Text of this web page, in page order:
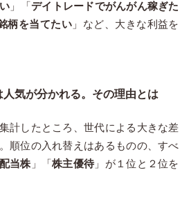
」「デイトレードでがんがん稼ぎた
柄を当てたい 」など、大きな利益を
気が分かれる。その理由とは
計したところ、世代による大きな差
順位の入れ替えはあるものの、すべ
当株 」「株主優待」が１位と２位を